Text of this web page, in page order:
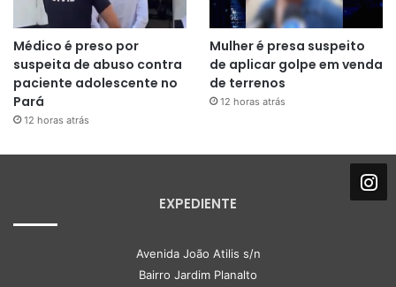
Médico é preso por
suspeita de abuso contra
paciente adolescente no
Pará
12 horas atrás
Mulher é presa suspeito
de aplicar golpe em venda
de terrenos
12 horas atrás
EXPEDIENTE
Avenida João Atilis s/n
Bairro Jardim Planalto